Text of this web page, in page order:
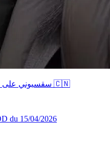
whereisemma09 - سقسيوني على الزواج في الصين 🇨🇳